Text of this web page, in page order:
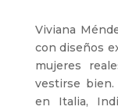
Viviana
con diseños
mujeres
vestirse bien.
en Italia,